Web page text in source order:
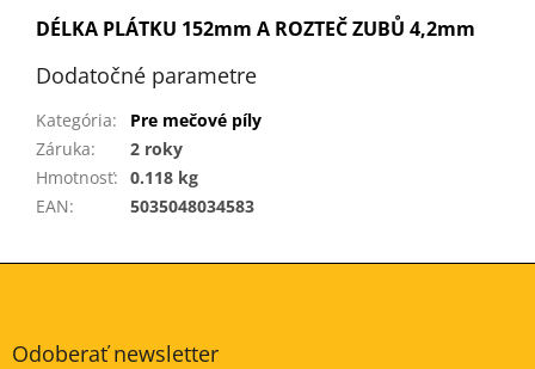
DÉLKA PLÁTKU 152mm A ROZTEČ ZUBŮ 4,2mm
Dodatočné parametre
Kategória:
Pre mečové píly
Záruka:
2 roky
Hmotnosť: 0.118 kg
EAN: 5035048034583
Z
Odoberať newsletter